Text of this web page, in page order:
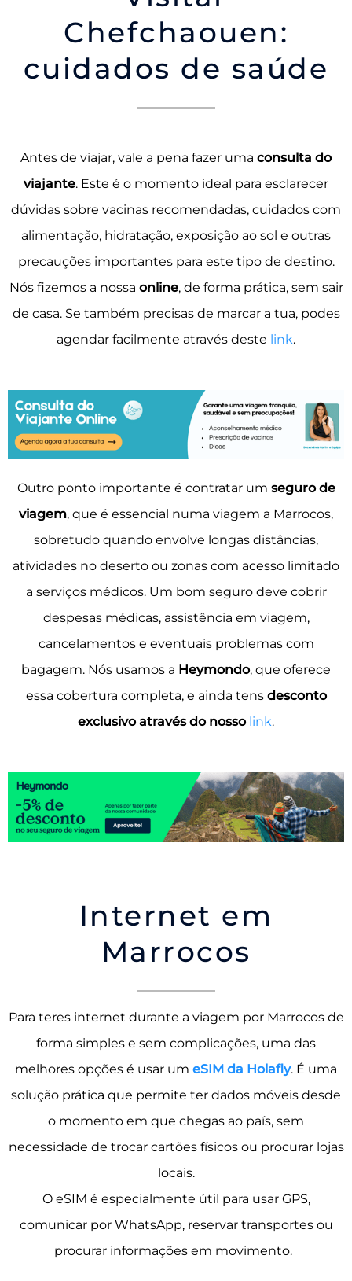
Chefchaouen:
cuidados de saúde
Antes de viajar, vale a pena fazer uma consulta do
viajante. Este é o momento ideal para esclarecer
dúvidas sobre vacinas recomendadas, cuidados com
alimentação, hidratação, exposição ao sol e outras
precauções importantes para este tipo de destino.
Nós fizemos a nossa online, de forma prática, sem sair
de casa. Se também precisas de marcar a tua, podes
agendar facilmente através deste link.
Outro ponto importante é contratar um seguro de
viagem, que é essencial numa viagem a Marrocos,
sobretudo quando envolve longas distâncias,
atividades no deserto ou zonas com acesso limitado
a serviços médicos. Um bom seguro deve cobrir
despesas médicas, assistência em viagem,
cancelamentos e eventuais problemas com
bagagem. Nós usamos a Heymondo, que oferece
essa cobertura completa, e ainda tens desconto
exclusivo através do nosso link.
Internet em
Marrocos
Para teres internet durante a viagem por Marrocos de
forma simples e sem complicações, uma das
melhores opções é usar um eSIM da Holafly. É uma
solução prática que permite ter dados móveis desde
o momento em que chegas ao país, sem
necessidade de trocar cartões físicos ou procurar lojas
locais.
O eSIM é especialmente útil para usar GPS,
comunicar por WhatsApp, reservar transportes ou
procurar informações em movimento.